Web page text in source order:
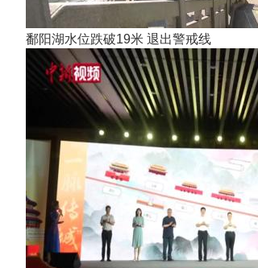
鄱阳湖水位跌破19米 退出警戒线